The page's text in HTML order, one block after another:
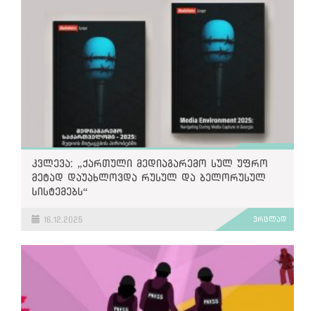
კვლევა: „ქართული მედიაგარემო სულ უფრო
მეტად დაუახლოვდა რუსულ და ბელორუსულ
სისტემებს“
16.12.2025 ვრცლად